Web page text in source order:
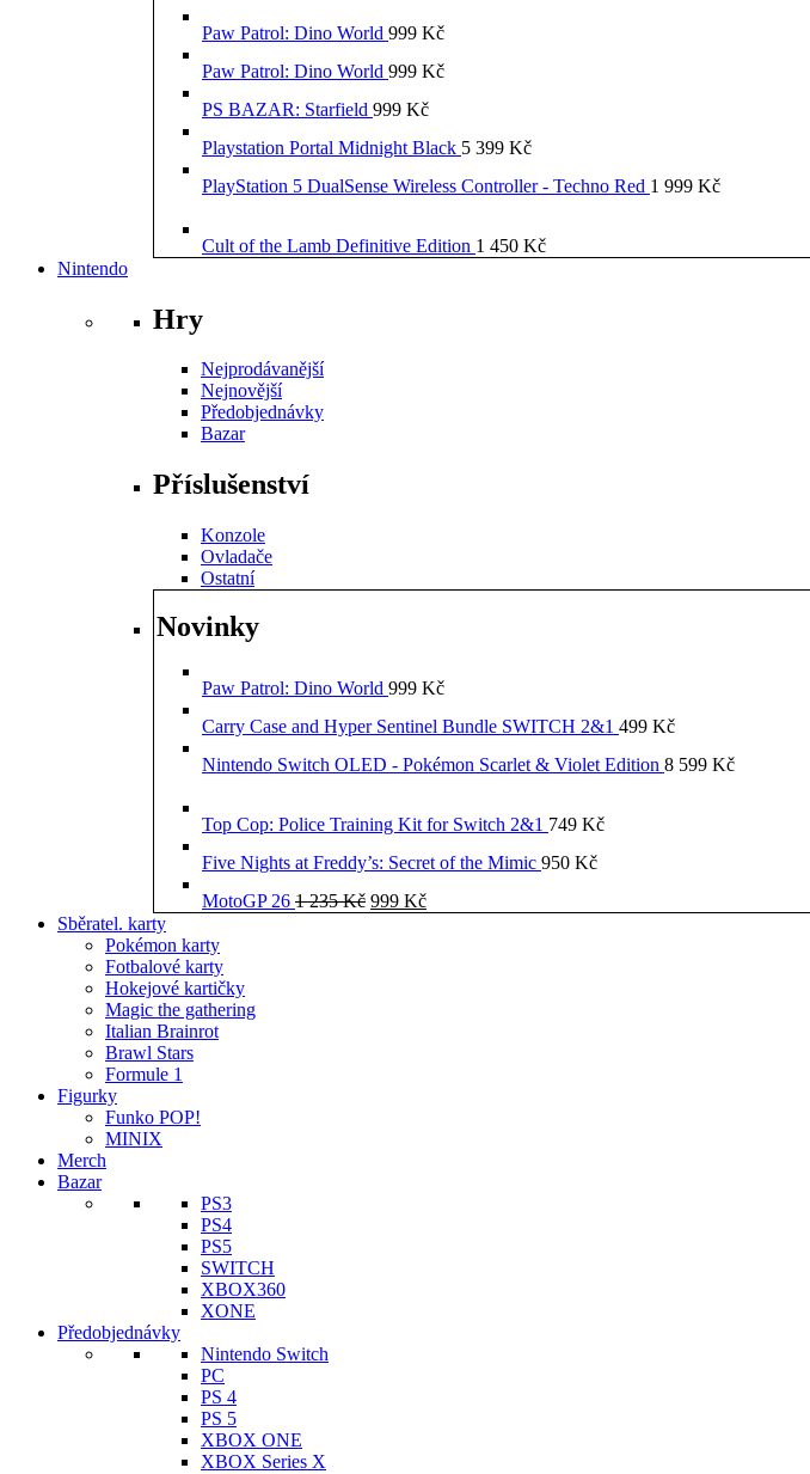
Paw Patrol: Dino World 999 Kč
Paw Patrol: Dino World 999 Kč
PS BAZAR: Starfield 999 Kč
Playstation Portal Midnight Black 5 399 Kč
PlayStation 5 DualSense Wireless Controller - Techno Red 1 999 Kč
Cult of the Lamb Definitive Edition 1 450 Kč
Nintendo
Hry
Nejprodávanější
Nejnovější
Předobjednávky
Bazar
Příslušenství
Konzole
Ovladače
Ostatní
Novinky
Paw Patrol: Dino World 999 Kč
Carry Case and Hyper Sentinel Bundle SWITCH 2&1 499 Kč
Nintendo Switch OLED - Pokémon Scarlet & Violet Edition 8 599 Kč
Top Cop: Police Training Kit for Switch 2&1 749 Kč
Five Nights at Freddy’s: Secret of the Mimic 950 Kč
MotoGP 26 1 235Kč Původní
999 KčAktuální
Sběratel. karty
Pokémon karty
Fotbalové karty
Hokejové kartičky
Magic the gathering
Italian Brainrot
Brawl Stars
Formule 1
Figurky
Funko POP!
MINIX
Merch
Bazar
PS3
PS4
PS5
SWITCH
XBOX360
XONE
Předobjednávky
Nintendo Switch
PC
PS 4
PS 5
XBOX ONE
XBOX Series X